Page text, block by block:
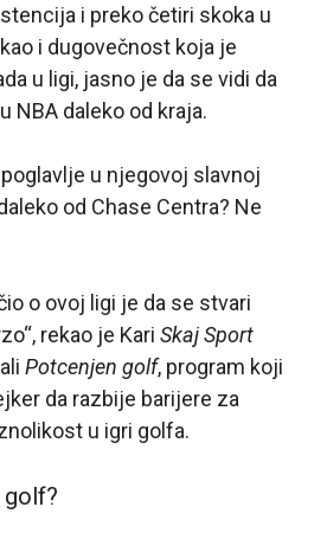
i preko četiri skoka u
i dugovečnost koja je
u ligi, jasno je da se vidi da
NBA daleko od kraja.
u njegovoj slavnoj
od Chase Centra? Ne
o ovoj ligi je da se stvari
rekao je Kari Skaj Sport
Potcenjen golf, program koji
da razbije barijere za
u igri golfa.
golf?